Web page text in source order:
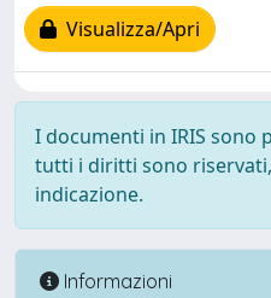
Visualizza/Apri
I documenti in IRIS sono
tutti i diritti sono
indicazione.
Informazioni